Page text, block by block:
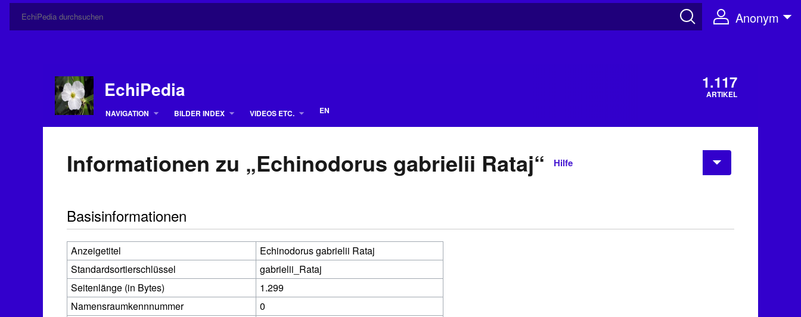
Anonym
EchiPedia 1.117
ARTIKEL
NAVIGATION
BILDER INDEX VIDEOS ETC. EN
Informationen zu „Echinodorus gabrielii Rataj“ Hilfe
Basisinformationen
Anzeigetitel
Echinodorus gabrielii Rataj
Standardsortierschlüssel
gabrielii_Rataj
Seitenlänge (in Bytes)
1.299
Namensraumkennnummer
0